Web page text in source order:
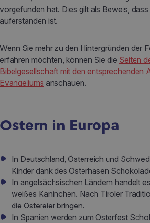
vorgefunden hat. Dies gilt als Beweis,
auferstanden ist.
Wenn Sie mehr zu den Hintergründen der
erfahren möchten, können Sie die Seiten
Bibelgesellschaft mit den entsprechenden
Evangeliums anschauen.
Ostern in Europa
In Deutschland, Österreich und
Kinder dank des Osterhasen
In angelsächsischen Ländern handelt
weißes Kaninchen. Nach Tiroler
die Ostereier bringen.
In Spanien werden zum Osterfest